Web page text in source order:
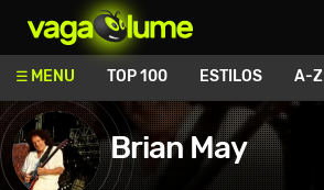
MENU TOP 100 ESTILOS A-Z
Brian May